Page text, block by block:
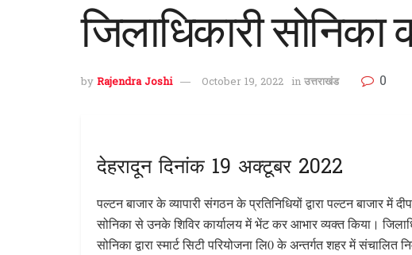
जिलाधिकारी
by Rajendra Joshi October 19, 2022 in उत्तराखंड 0
देहरादून दिनांक 19 अक्टूबर 2022
पल्टन बाजार के व्यापारी संगठन के प्रतिनिधियों द्वारा पल्टन बाजार में
सोनिका से उनके शिविर कार्यालय में भेंट कर आभार व्यक्त किया।
सोनिका द्वारा स्मार्ट सिटी परियोजना लि0 के अन्तर्गत शहर में